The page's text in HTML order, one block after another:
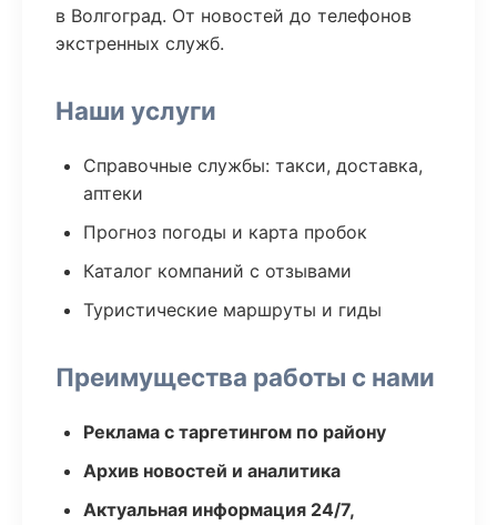
в Волгоград. От новостей до телефонов
экстренных служб.
Наши услуги
Справочные службы: такси, доставка,
аптеки
Прогноз погоды и карта пробок
Каталог компаний с отзывами
Туристические маршруты и гиды
Преимущества работы с нами
Реклама с таргетингом по району
Архив новостей и аналитика
Актуальная информация 24/7,